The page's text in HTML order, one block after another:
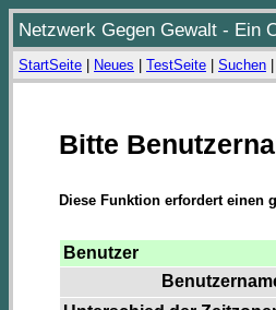
Netzwerk Gegen Gewalt - Ein
StartSeite Neues TestSeite Suchen
Bitte
Diese Funktion erfordert einen
Benutzer